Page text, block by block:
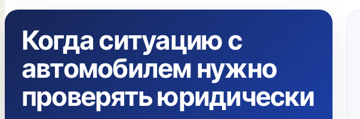
Когда ситуацию с
автомобилем нужно
проверять юридически